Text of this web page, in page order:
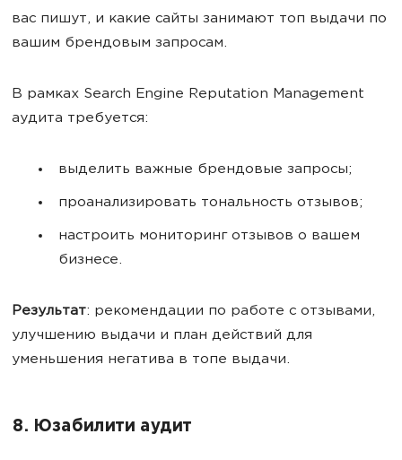
вас пишут, и какие сайты занимают топ выдачи по
вашим брендовым запросам.
В рамках Search Engine Reputation Management
аудита требуется:
выделить важные брендовые запросы;
проанализировать тональность отзывов;
настроить мониторинг отзывов о вашем
бизнесе.
Результат: рекомендации по работе с отзывами,
улучшению выдачи и план действий для
уменьшения негатива в топе выдачи.
8. Юзабилити аудит